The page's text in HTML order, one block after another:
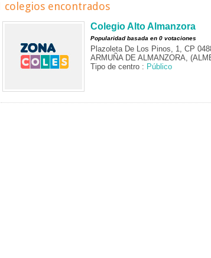
colegios encontrados
Colegio Alto Almanzora
Popularidad basada en 0 votaciones
Plazoleta De Los Pinos, 1, CP
ARMUÑA DE ALMANZORA,
Tipo de centro : Público